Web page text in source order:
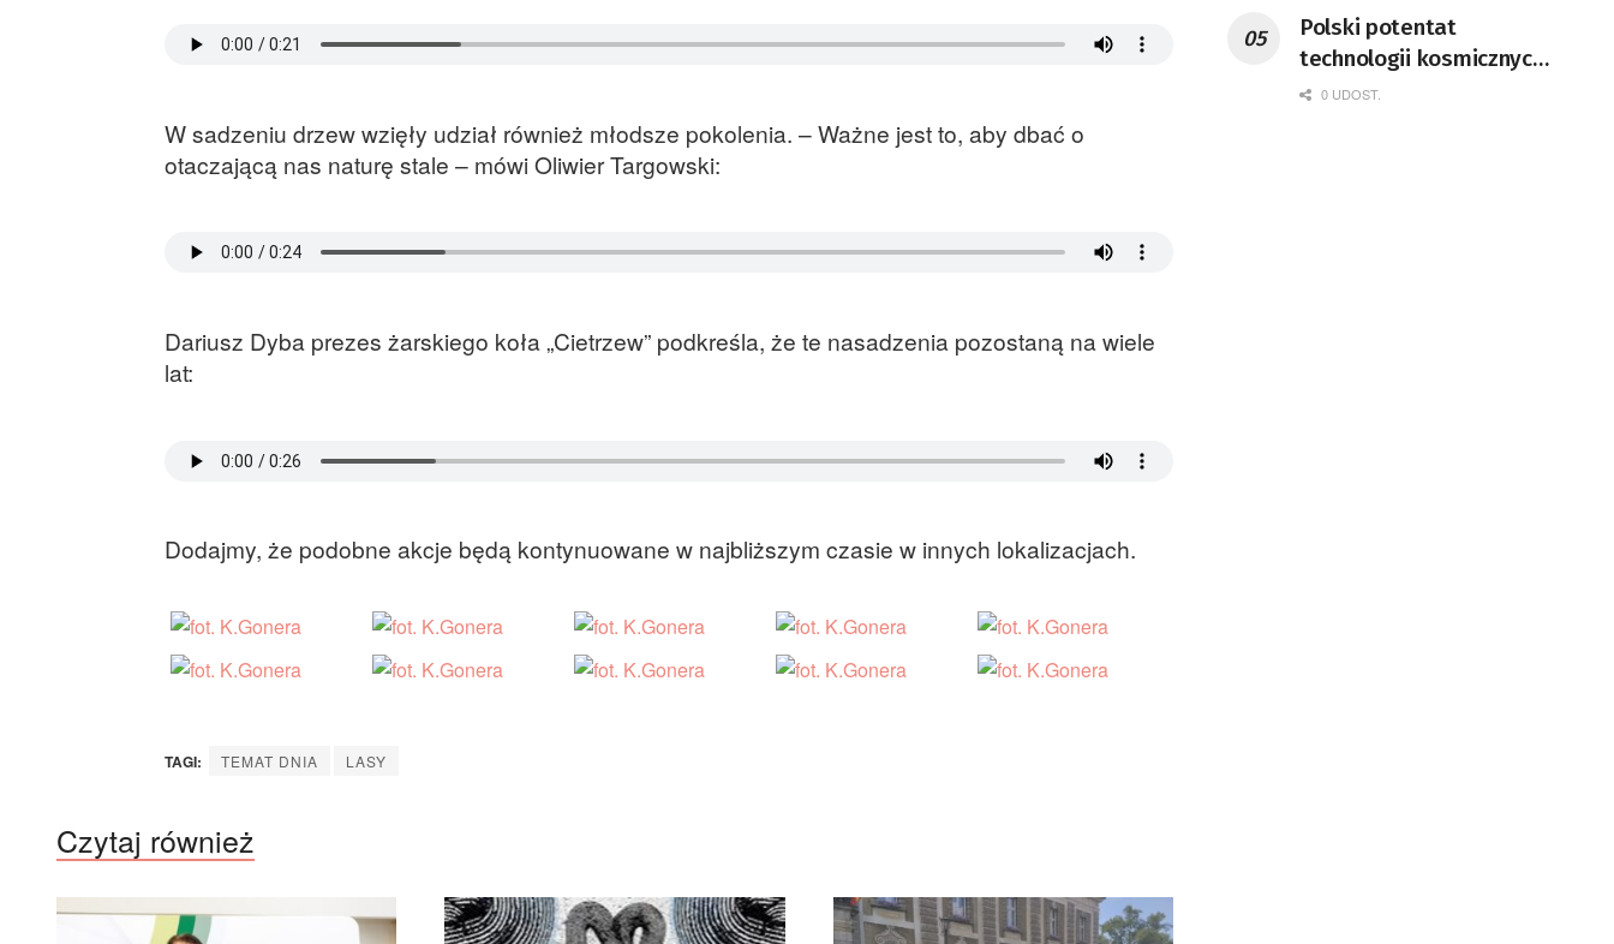
W sadzeniu drzew wzięły udział również młodsze pokolenia. – Ważne jest to, aby dbać o
otaczającą nas naturę stale – mówi Oliwier Targowski:
Dariusz Dyba prezes żarskiego koła „Cietrzew” podkreśla, że te nasadzenia pozostaną na wiele
lat:
Dodajmy, że podobne akcje będą kontynuowane w najbliższym czasie w innych lokalizacjach.
TAGI: TEMAT DNIA LASY
Czytaj również
fizycznych, koordynator
Rady Sektorowej ds.
Kompetencji Przemysłu
Polski potentat
technologii kosmicznych
wprowadzi się do Zielonej
0 UDOST.